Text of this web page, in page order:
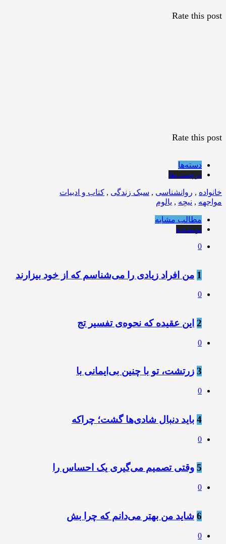
Rate this post
Rate this post
دسته‌ها
برچسب‌ها
خانواده , روانشناسی , سبک زندگی , کتاب و ادبیات
مواجهه , نیچه , یالوم
مطالب مشابه
نویسنده
0
1 من افراد زیادی را می‌شناسم که از خود بیزارند
0
2 این عقیده که نحوه‌ی تفسیر تج
0
3 زرتشت، تو با چنین بی‌ایمانی با
0
4 باید دنبال شادی‌ها گشت؛ چراکه
0
5 وقتی تصمیم می‌گیری یک احساس را
0
6 شاید من بهتر می‌دانم که چرا بش
0